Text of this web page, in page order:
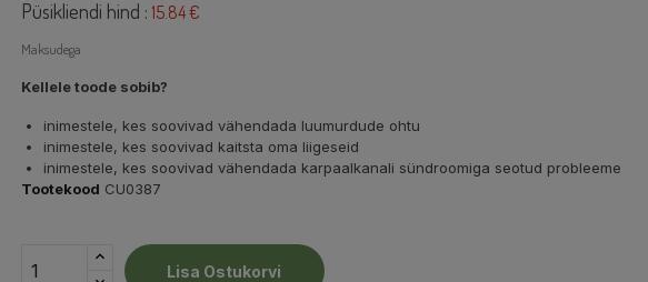
Püsikliendi hind : 15.84 €
Maksudega
Kellele toode sobib?
inimestele, kes soovivad vähendada luumurdude ohtu
inimestele, kes soovivad kaitsta oma liigeseid
inimestele, kes soovivad vähendada karpaalkanali sündroomiga seotud probleeme
Tootekood CU0387
Lisa Ostukorvi